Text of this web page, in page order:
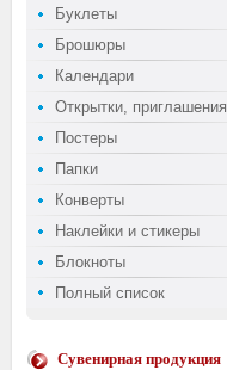
Буклеты
Брошюры
Календари
Открытки, приглашения
Постеры
Папки
Конверты
Наклейки и стикеры
Блокноты
Полный список
Сувенирная продукция